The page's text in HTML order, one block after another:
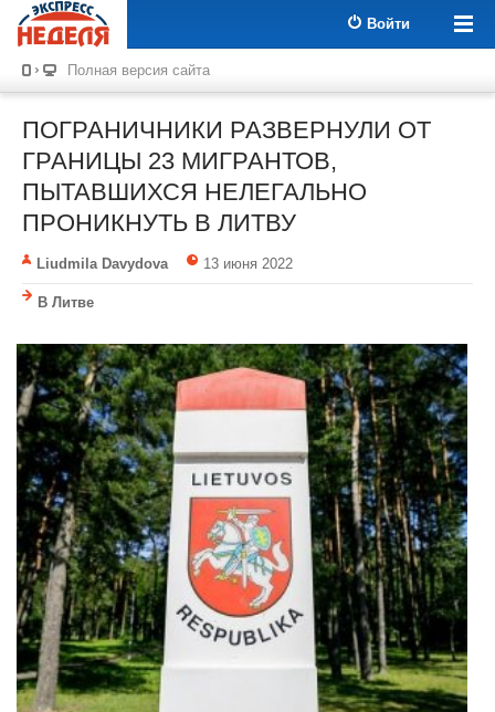
Войти
Полная версия сайта
ПОГРАНИЧНИКИ РАЗВЕРНУЛИ ОТ
ГРАНИЦЫ 23 МИГРАНТОВ,
ПЫТАВШИХСЯ НЕЛЕГАЛЬНО
ПРОНИКНУТЬ В ЛИТВУ
Liudmila Davydova 13 июня 2022
В Литве